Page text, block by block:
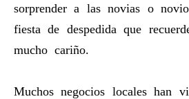
sorprender a las novias o
fiesta de despedida que
mucho cariño.
Muchos negocios locales han